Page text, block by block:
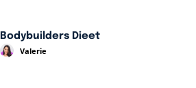
Bodybuilders Dieet
Valerie